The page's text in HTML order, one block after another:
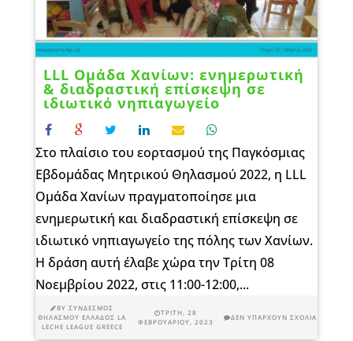
LLL Ομάδα Χανίων: ενημερωτική
& διαδραστική επίσκεψη σε
ιδιωτικό νηπιαγωγείο
Στο πλαίσιο του εορτασμού της Παγκόσμιας
Εβδομάδας Μητρικού Θηλασμού 2022, η LLL
Ομάδα Χανίων πραγματοποίησε μια
ενημερωτική και διαδραστική επίσκεψη σε
ιδιωτικό νηπιαγωγείο της πόλης των Χανίων.
Η δράση αυτή έλαβε χώρα την Τρίτη 08
Νοεμβρίου 2022, στις 11:00-12:00,...
BYΣΎΝΔΕΣΜΟΣ
ΘΗΛΑΣΜΟΎ ΕΛΛΆΔΟΣ LA
LECHE LEAGUE GREECE
ΤΡΊΤΗ, 28
ΦΕΒΡΟΥΑΡΊΟΥ, 2023
ΔΕΝ ΥΠΆΡΧΟΥΝ ΣΧΌΛΙΑ